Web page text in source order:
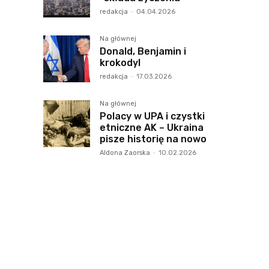
redakcja - 04.04.2026
Na głównej
Donald, Benjamin i
krokodyl
redakcja - 17.03.2026
Na głównej
Polacy w UPA i czystki
etniczne AK – Ukraina
pisze historię na nowo
Aldona Zaorska - 10.02.2026